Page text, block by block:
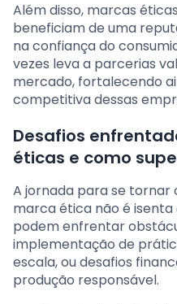
Além disso, marcas
beneficiam de uma
na confiança do
vezes leva a parcerias
mercado, fortalecendo
competitiva dessas
Desafios
éticas e como
A jornada para se
marca ética não é isenta
podem enfrentar
implementação de
escala, ou desafios
produção responsável.